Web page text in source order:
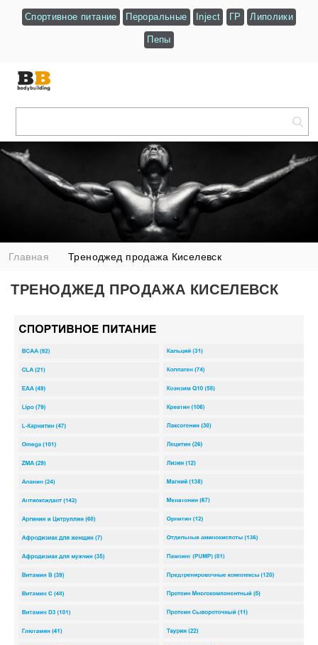
Спортивное питание Пероральные Inject ГР Липолики
Пепы
Главная Треноджед продажа Киселевск
ТРЕНОДЖЕД ПРОДАЖА КИСЕЛЕВСК